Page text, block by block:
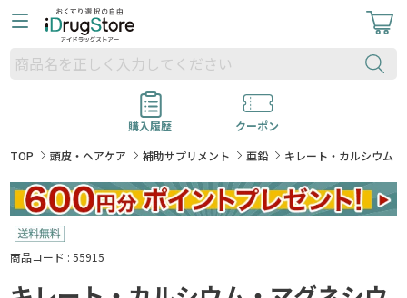
購入履歴
クーポン
TOP
頭皮・ヘアケア 補助サプリメント 亜鉛 キレート・カルシウム
商品コード : 55915